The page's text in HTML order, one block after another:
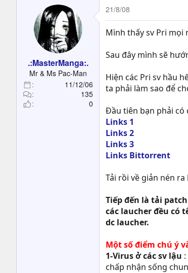
e
r
ử
.:MasterManga:.
Mr & Ms Pac-Man
11/12/06
135
0
21/8/08
Mình thấy sv Pri mọi
Sau đây mình sẽ
Hiện các Pri sv hầu
ta phải làm sao để
Đầu tiên bạn phải có
Links 1
Links 2
Links 3
Links Bittorrent
Tải rồi về giản nén
Tiếp đến là tải
các laucher đều có
dc laucher.
Một số điểm chú ý
1-Virus ở các sv lậu
chấp nhận sống